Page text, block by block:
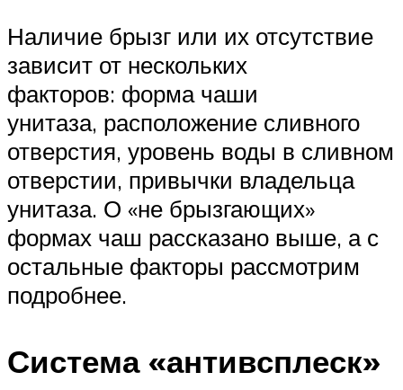
Наличие брызг или их отсутствие
зависит от нескольких
факторов: форма чаши
унитаза, расположение сливного
отверстия, уровень воды в сливном
отверстии, привычки владельца
унитаза. О «не брызгающих»
формах чаш рассказано выше, а с
остальные факторы рассмотрим
подробнее.
Система «антивсплеск»